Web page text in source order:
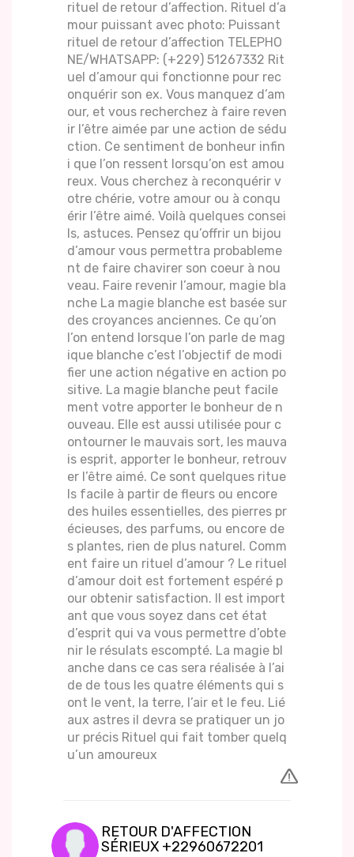
rituel de retour d’affection. Rituel d’a
mour puissant avec photo: Puissant
rituel de retour d’affection TELEPHO
NE/WHATSAPP: (+229) 51267332 Rit
uel d’amour qui fonctionne pour rec
onquérir son ex. Vous manquez d’am
our, et vous recherchez à faire reven
ir l’être aimée par une action de sédu
ction. Ce sentiment de bonheur infin
i que l’on ressent lorsqu’on est amou
reux. Vous cherchez à reconquérir v
otre chérie, votre amour ou à conqu
érir l’être aimé. Voilà quelques consei
ls, astuces. Pensez qu’offrir un bijou
d’amour vous permettra probableme
nt de faire chavirer son coeur à nou
veau. Faire revenir l’amour, magie bla
nche La magie blanche est basée sur
des croyances anciennes. Ce qu’on
l’on entend lorsque l’on parle de mag
ique blanche c’est l’objectif de modi
fier une action négative en action po
sitive. La magie blanche peut facile
ment votre apporter le bonheur de n
ouveau. Elle est aussi utilisée pour c
ontourner le mauvais sort, les mauva
is esprit, apporter le bonheur, retrouv
er l’être aimé. Ce sont quelques ritue
ls facile à partir de fleurs ou encore
des huiles essentielles, des pierres pr
écieuses, des parfums, ou encore de
s plantes, rien de plus naturel. Comm
ent faire un rituel d’amour ? Le rituel
d’amour doit est fortement espéré p
our obtenir satisfaction. Il est import
ant que vous soyez dans cet état
d’esprit qui va vous permettre d’obte
nir le résulats escompté. La magie bl
anche dans ce cas sera réalisée à l’ai
de de tous les quatre éléments qui s
ont le vent, la terre, l’air et le feu. Lié
aux astres il devra se pratiquer un jo
ur précis Rituel qui fait tomber quelq
u’un amoureux
RETOUR D'AFFECTION
SÉRIEUX +22960672201